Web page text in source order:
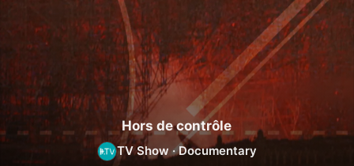
Hors de contrôle
TV Show ·Documentary